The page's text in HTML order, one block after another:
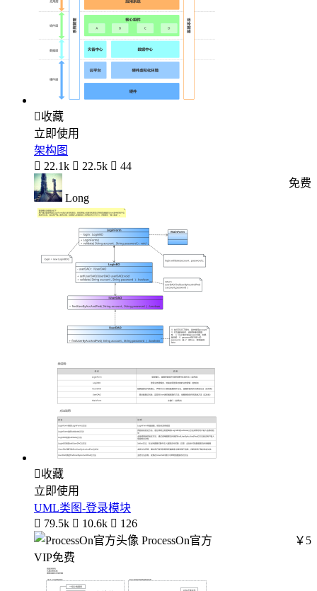
收藏
立即使用
架构图
 22.1k  22.5k  44
Long
免费
收藏
立即使用
UML类图-登录模块
 79.5k  10.6k  126
ProcessOn官方
￥5
VIP免费